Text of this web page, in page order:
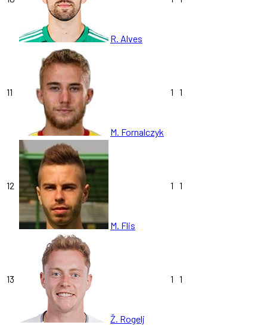
R. Alves
11
M. Fornalczyk
1 1
12
M. Flis
1 1
13
Ž. Rogelj
1 1